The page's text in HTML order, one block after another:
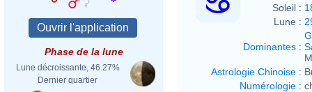
Phase de la lune
Lune décroissante, 46.27%
Dernier quartier
Soleil :
Lune :
Dominantes :
Astrologie Chinoise :
Numérologie :